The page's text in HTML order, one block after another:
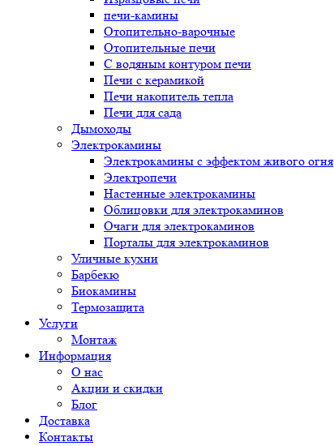
печи-камины
Отопительно-варочные
Отопительные печи
С водяным контуром печи
Печи с керамикой
Печи накопитель тепла
Печи для сада
Дымоходы
Электрокамины
Электрокамины с эффектом живого огня
Электропечи
Настенные электрокамины
Облицовки для электрокаминов
Очаги для электрокаминов
Порталы для электрокаминов
Уличные кухни
Барбекю
Биокамины
Термозащита
Услуги
Монтаж
Информация
О нас
Акции и скидки
Блог
Доставка
Контакты